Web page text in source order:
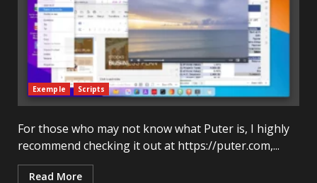
Exemple Scripts
For those who may not know what Puter is, I highly
recommend checking it out at https://puter.com,...
Read More